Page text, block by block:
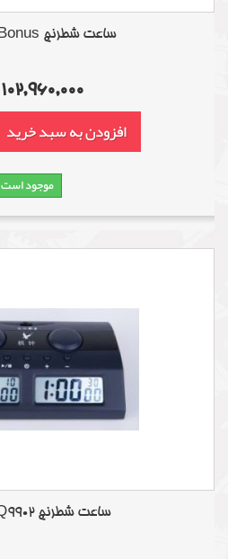
ساعت شطرنج DGT1002 Bonus
102,960,000 ریال
افزودن به سبد خرید
موجود است
ساعت شطرنج LEAP PQ9902